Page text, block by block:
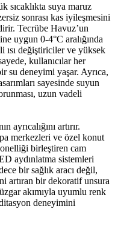
sıcaklıkta suya maruz
sonrası kas iyileşmesini
Tecrübe Havuz’un
uygun 0-4°C aralığında
ısı değiştiriciler ve yüksek
kullanıcılar her
su deneyimi yaşar. Ayrıca,
sayesinde suyun
uzun vadeli
ayrıcalığını artırır.
merkezleri ve özel konut
birleştiren cam
aydınlatma sistemleri
bir sağlık aracı değil,
artıran bir dekoratif unsura
akımıyla uyumlu renk
deneyimini